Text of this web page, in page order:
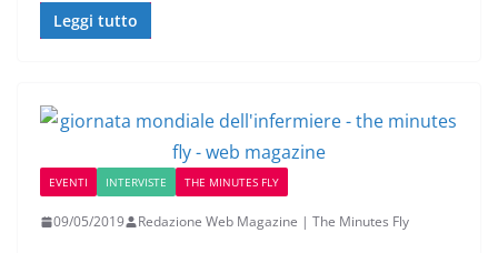
Leggi tutto
EVENTI INTERVISTE THE MINUTES FLY
09/05/2019 Redazione Web Magazine | The Minutes Fly